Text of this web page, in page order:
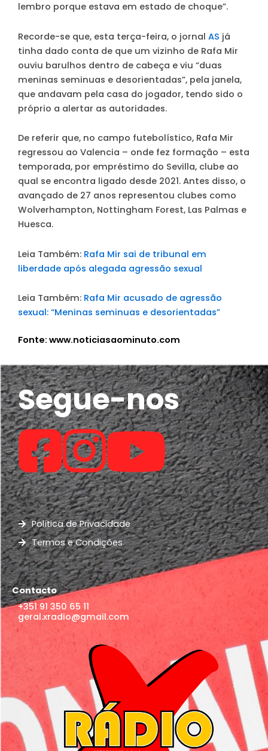
lembro porque estava em estado de choque”.
Recorde-se que, esta terça-feira, o jornal AS já
tinha dado conta de que um vizinho de Rafa Mir
ouviu barulhos dentro de cabeça e viu “duas
meninas seminuas e desorientadas”, pela janela,
que andavam pela casa do jogador, tendo sido o
próprio a alertar as autoridades.
De referir que, no campo futebolístico, Rafa Mir
regressou ao Valencia – onde fez formação – esta
temporada, por empréstimo do Sevilla, clube ao
qual se encontra ligado desde 2021. Antes disso, o
avançado de 27 anos representou clubes como
Wolverhampton, Nottingham Forest, Las Palmas e
Huesca.
Leia Também: Rafa Mir sai de tribunal em
liberdade após alegada agressão sexual
Leia Também: Rafa Mir acusado de agressão
sexual: “Meninas seminuas e desorientadas”
Fonte: www.noticiasaominuto.com
Segue-nos
Política de Privacidade
Termos e Condições
Contacto
+351 91 350 65 11
geral.xradio@gmail.com